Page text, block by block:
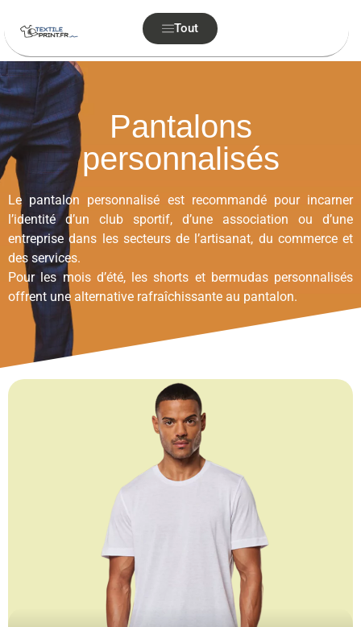
Tout
Pantalons
personnalisés
Le pantalon personnalisé est recommandé pour incarner
l’identité d’un club sportif, d’une association ou d’une
entreprise dans les secteurs de l’artisanat, du commerce et
des services.
Pour les mois d’été, les shorts et bermudas personnalisés
offrent une alternative rafraîchissante au pantalon.